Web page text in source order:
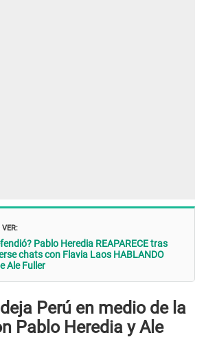
VER:
Pablo Heredia REAPARECE tras
chats con Flavia Laos HABLANDO
Ale Fuller
Perú en medio de la
Pablo Heredia y Ale